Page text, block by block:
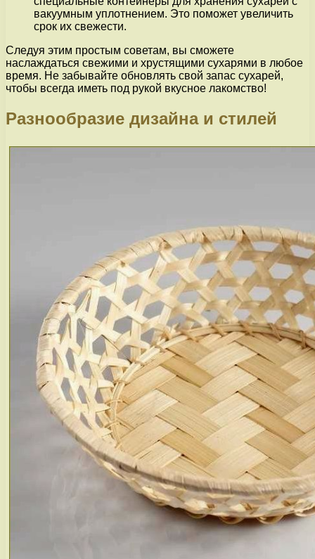
вакуумным уплотнением. Это поможет увеличить
срок их свежести.
Следуя этим простым советам, вы сможете
наслаждаться свежими и хрустящими сухарями в любое
время. Не забывайте обновлять свой запас сухарей,
чтобы всегда иметь под рукой вкусное лакомство!
Разнообразие дизайна и стилей